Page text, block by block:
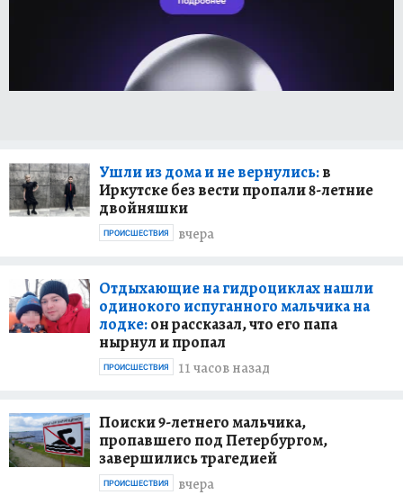
Ушли из дома и не вернулись:в
Иркутске без вести пропали 8-летние
двойняшки
вчера
ПРОИСШЕСТВИЯ
Отдыхающие на гидроциклах нашли
одинокого испуганного мальчика на
лодке:он рассказал, что его папа
нырнул и пропал
11 часов назад
ПРОИСШЕСТВИЯ
Поиски 9-летнего мальчика,
пропавшего под Петербургом,
завершились трагедией
вчера
ПРОИСШЕСТВИЯ